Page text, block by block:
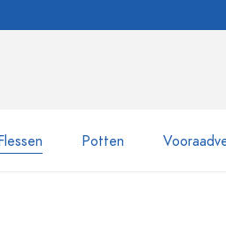
hoofdnavigatie
Potten